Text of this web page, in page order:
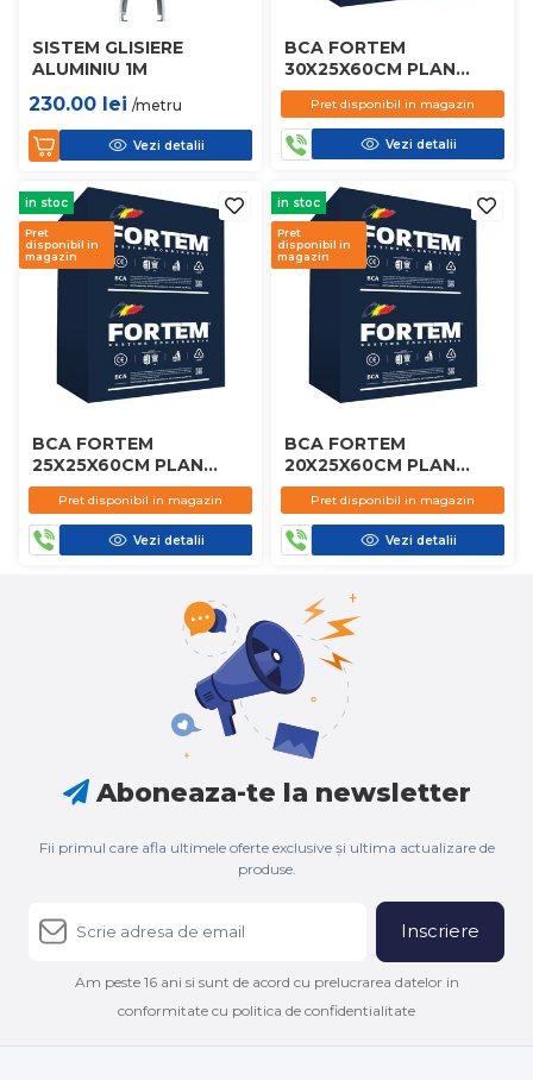
SISTEM GLISIERE
ALUMINIU 1M
230.00 lei /metru
Vezi detalii
BCA FORTEM
30X25X60CM PLAN
D450
Pret disponibil in magazin
Vezi detalii
in stoc
Pret
disponibil in
magazin
BCA FORTEM
25X25X60CM PLAN
D450
Pret disponibil in magazin
Vezi detalii
in stoc
Pret
disponibil in
magazin
BCA FORTEM
20X25X60CM PLAN
D450
Pret disponibil in magazin
Vezi detalii
Aboneaza-te la newsletter
Fii primul care afla ultimele oferte exclusive și ultima actualizare de
produse.
Inscriere
Am peste 16 ani si sunt de acord cu prelucrarea datelor in
conformitate cu politica de confidentialitate